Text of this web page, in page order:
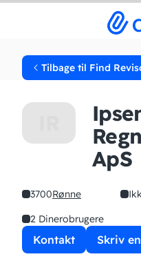
Tilbage til Find
ApS
3700Rønne
2 Dinerobrugere
Kontakt Skriv